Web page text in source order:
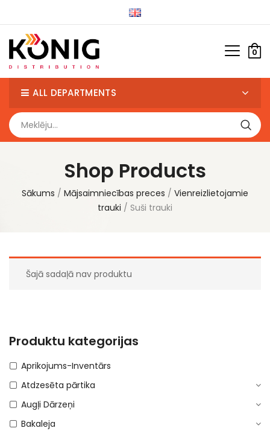
0
ALL DEPARTMENTS
Shop Products
Sākums Mājsaimniecības preces
Vienreizlietojamie
trauki
Suši trauki
Šajā sadaļā nav produktu
Produktu kategorijas
Aprikojums-Inventārs
Atdzesēta pārtika
Augļi Dārzeņi
Bakaleja